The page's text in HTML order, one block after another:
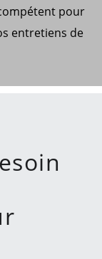
pour
entretiens de